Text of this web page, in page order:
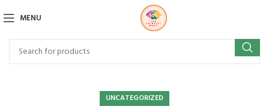
MENU
UNCATEGORIZED